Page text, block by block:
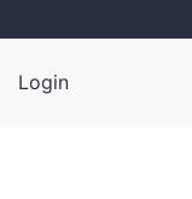
Login